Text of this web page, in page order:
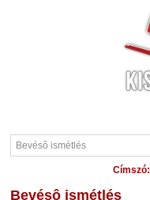
Címszó:
Bevésô ismétlés